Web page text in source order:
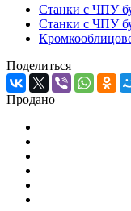
Станки с ЧПУ
Станки с ЧПУ
Поделиться
Продано